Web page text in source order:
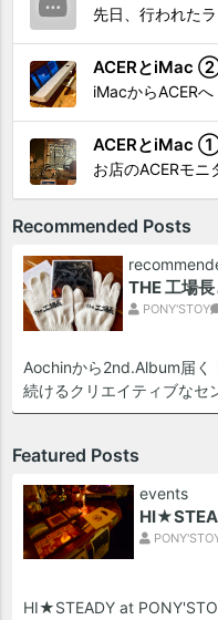
ACERとiMac
ACERとiMac
Recommended Posts
THE 工場
PONY'STOY
Aochinから2nd.Album届く
続けるクリエイティブなセ
Featured Posts
events
HI★STEADY at